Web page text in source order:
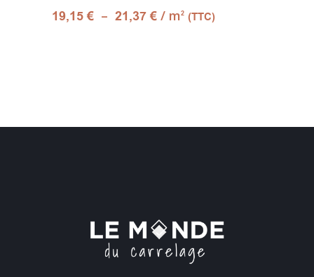
19,15€ – 21,37€ / m2 (TTC)